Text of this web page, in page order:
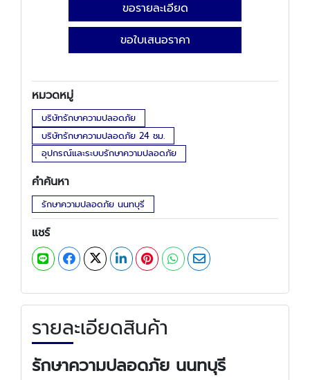
ขอรายละเอียด
ขอใบเสนอราคา
หมวดหมู่
บริษัทรักษาความปลอดภัย
บริษัทรักษาความปลอดภัย 24 ชม.
อุปกรณ์และระบบรักษาความปลอดภัย
คำค้นหา
รักษาความปลอดภัย นนทบุรี
แชร์
รายละเอียดสินค้า
รักษาความปลอดภัย นนทบุรี